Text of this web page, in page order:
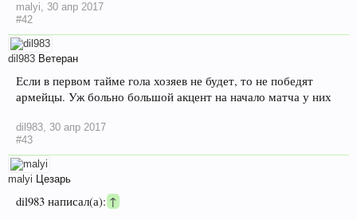
malyi, 30 апр 2017
#42
dil983 Ветеран
Если в первом тайме гола хозяев не будет, то не победят
армейцы. Уж больно большой акцент на начало матча у них
dil983, 30 апр 2017
#43
malyi Цезарь
dil983 написал(а): ↑